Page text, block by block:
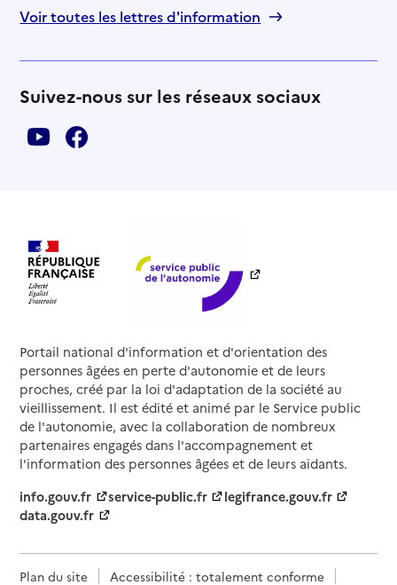
Voir toutes les lettres d'information
Suivez-nous sur les réseaux sociaux
Portail national d'information et d'orientation des
personnes âgées en perte d'autonomie et de leurs
proches, créé par la loi d'adaptation de la société au
vieillissement. Il est édité et animé par le Service public
de l'autonomie, avec la collaboration de nombreux
partenaires engagés dans l'accompagnement et
l'information des personnes âgées et de leurs aidants.
info.gouv.fr
service-public.fr
legifrance.gouv.fr
data.gouv.fr
Plan du site
Accessibilité : totalement conforme